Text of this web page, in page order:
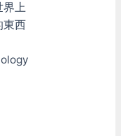
界上
東西